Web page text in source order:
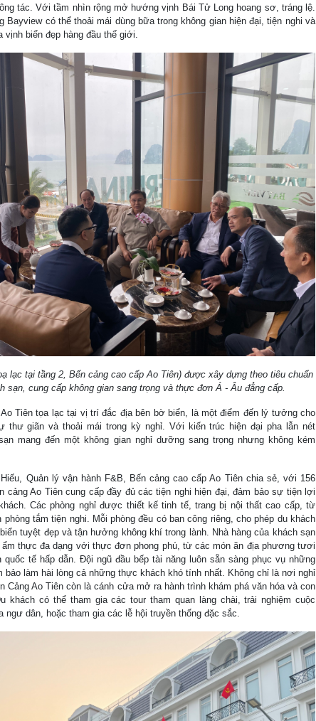
tác. Với tầm nhìn rộng mở hướng vịnh Bái Tử Long hoang sơ, tráng lệ.
Bayview có thể thoải mái dùng bữa trong không gian hiện đại, tiện nghi và
vịnh biển đẹp hàng đầu thế giới.
lạc tại tầng 2, Bến cảng cao cấp Ao Tiên) được xây dựng theo tiêu chuẩn
sạn, cung cấp không gian sang trọng và thực đơn Á - Âu đẳng cấp.
Ao Tiên tọa lạc tại vị trí đắc địa bên bờ biển, là một điểm đến lý tưởng cho
thư giãn và thoải mái trong kỳ nghỉ. Với kiến trúc hiện đại pha lẫn nét
mang đến một không gian nghỉ dưỡng sang trọng nhưng không kém
Quản lý vận hành F&B, Bến cảng cao cấp Ao Tiên chia sẻ, với 156
cảng Ao Tiên cung cấp đầy đủ các tiện nghi hiện đại, đảm bảo sự tiện lợi
Các phòng nghỉ được thiết kế tinh tế, trang bị nội thất cao cấp, từ
tắm tiện nghi. Mỗi phòng đều có ban công riêng, cho phép du khách
tuyệt đẹp và tận hưởng không khí trong lành. Nhà hàng của khách sạn
ẩm thực đa dạng với thực đơn phong phú, từ các món ăn địa phương tươi
quốc tế hấp dẫn. Đội ngũ đầu bếp tài năng luôn sẵn sàng phục vụ những
bảo làm hài lòng cả những thực khách khó tính nhất. Không chỉ là nơi nghỉ
Cảng Ao Tiên còn là cánh cửa mở ra hành trình khám phá văn hóa và con
khách có thể tham gia các tour tham quan làng chài, trải nghiệm cuộc
ngư dân, hoặc tham gia các lễ hội truyền thống đặc sắc.